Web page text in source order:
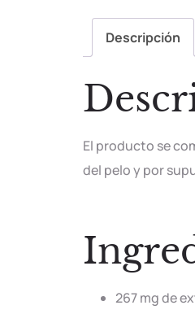
Descripción
El producto se
del pelo y por
267 mg de